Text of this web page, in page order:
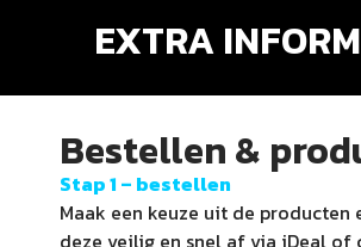
EXTRA
Bestellen &
Stap 1 – bestellen
Maak een keuze uit de producten
deze veilig en snel af via iDeal of